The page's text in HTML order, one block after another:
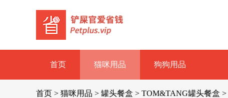
首页 猫咪用品 狗狗用品
首页 > 猫咪用品 > 罐头餐盒 > TOM&TANG罐头餐盒 >